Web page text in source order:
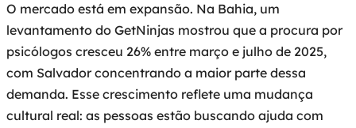
O mercado está em expansão. Na Bahia, um
levantamento do GetNinjas mostrou que a procura por
psicólogos cresceu 26% entre março e julho de 2025,
com Salvador concentrando a maior parte dessa
demanda. Esse crescimento reflete uma mudança
cultural real: as pessoas estão buscando ajuda com